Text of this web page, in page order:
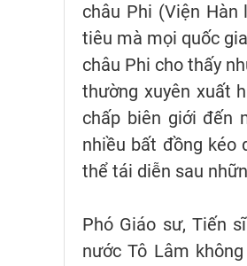
châu Phi (Viện
tiêu mà mọi quốc
châu Phi cho thấy
thường xuyên xuất
chấp biên giới đến
nhiều bất đồng kéo
thể tái diễn sau
Phó Giáo sư, Tiến
nước Tô Lâm